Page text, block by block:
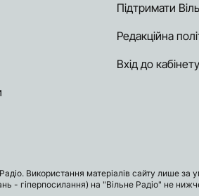
Підтримати
Редакційна
Вхід до кабінету
Використання матеріалів сайту лише за
- гіперпосилання) на "Вільне Радіо" не